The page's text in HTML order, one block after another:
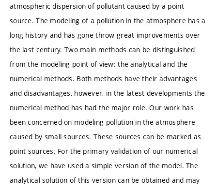
atmospheric dispersion of pollutant caused by a point
source. The modeling of a pollution in the atmosphere has a
long history and has gone throw great improvements over
the last century. Two main methods can be distinguished
from the modeling point of view: the analytical and the
numerical methods. Both methods have their advantages
and disadvantages, however, in the latest developments the
numerical method has had the major role. Our work has
been concerned on modeling pollution in the atmosphere
caused by small sources. These sources can be marked as
point sources. For the primary validation of our numerical
solution, we have used a simple version of the model. The
analytical solution of this version can be obtained and may